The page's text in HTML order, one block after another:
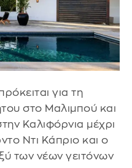
για τη
στο Μαλιμπού και
Καλιφόρνια μέχρι
Ντι Κάπριο και ο
των νέων γειτόνων